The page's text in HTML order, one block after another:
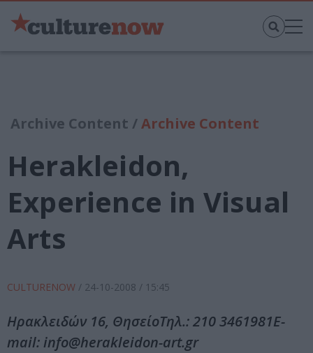
Archive Content /Archive Content
Herakleidon,
Experience in Visual
Arts
CULTURENOW / 24-10-2008 / 15:45
Ηρακλειδών 16, ΘησείοΤηλ.: 210 3461981Ε-
mail: info@herakleidon-art.gr